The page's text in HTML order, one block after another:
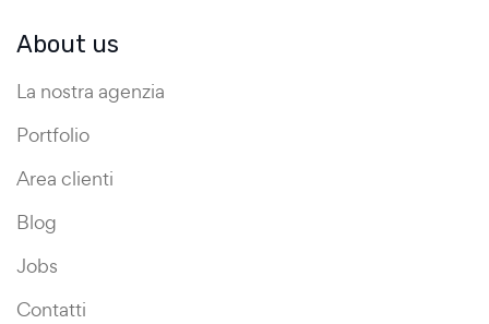
About us
La nostra agenzia
Portfolio
Area clienti
Blog
Jobs
Contatti